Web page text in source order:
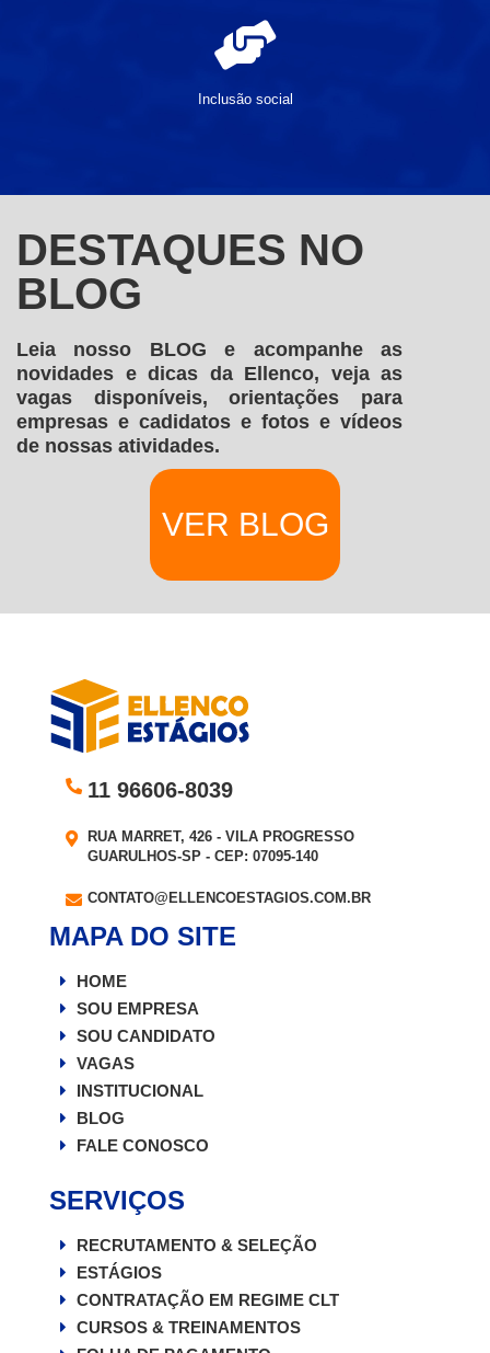
Inclusão social
DESTAQUES NO
BLOG
Leia nosso BLOG e acompanhe as
novidades e dicas da Ellenco, veja as
vagas disponíveis, orientações para
empresas e cadidatos e fotos e vídeos
de nossas atividades.
VER BLOG
11 96606-8039
RUA MARRET, 426 - VILA PROGRESSO
GUARULHOS-SP - CEP: 07095-140
CONTATO@ELLENCOESTAGIOS.COM.BR
MAPA DO SITE
HOME
SOU EMPRESA
SOU CANDIDATO
VAGAS
INSTITUCIONAL
BLOG
FALE CONOSCO
SERVIÇOS
RECRUTAMENTO & SELEÇÃO
ESTÁGIOS
CONTRATAÇÃO EM REGIME CLT
CURSOS & TREINAMENTOS